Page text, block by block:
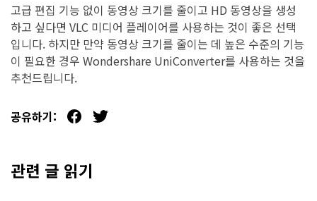
고급 편집 기능 없이 동영상 크기를 줄이고 HD 동영상을 생성
하고 싶다면 VLC 미디어 플레이어를 사용하는 것이 좋은 선택
입니다. 하지만 만약 동영상 크기를 줄이는 데 높은 수준의 기능
이 필요한 경우 Wondershare UniConverter를 사용하는 것을
추천드립니다.
공유하기:
관련 글 읽기